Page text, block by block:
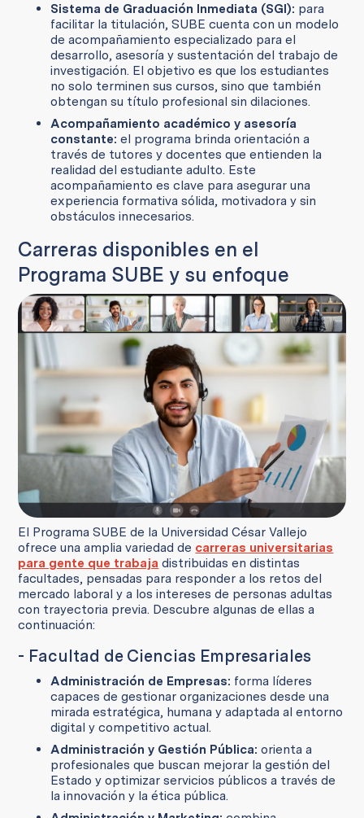
Sistema de Graduación Inmediata (SGI): para
facilitar la titulación, SUBE cuenta con un modelo
de acompañamiento especializado para el
desarrollo, asesoría y sustentación del trabajo de
investigación. El objetivo es que los estudiantes
no solo terminen sus cursos, sino que también
obtengan su título profesional sin dilaciones.
Acompañamiento académico y asesoría
constante: el programa brinda orientación a
través de tutores y docentes que entienden la
realidad del estudiante adulto. Este
acompañamiento es clave para asegurar una
experiencia formativa sólida, motivadora y sin
obstáculos innecesarios.
Carreras disponibles en el
Programa SUBE y su enfoque
El Programa SUBE de la Universidad César Vallejo
ofrece una amplia variedad de carreras universitarias
para gente que trabaja distribuidas en distintas
facultades, pensadas para responder a los retos del
mercado laboral y a los intereses de personas adultas
con trayectoria previa. Descubre algunas de ellas a
continuación:
- Facultad de Ciencias Empresariales
Administración de Empresas: forma líderes
capaces de gestionar organizaciones desde una
mirada estratégica, humana y adaptada al entorno
digital y competitivo actual.
Administración y Gestión Pública: orienta a
profesionales que buscan mejorar la gestión del
Estado y optimizar servicios públicos a través de
la innovación y la ética pública.